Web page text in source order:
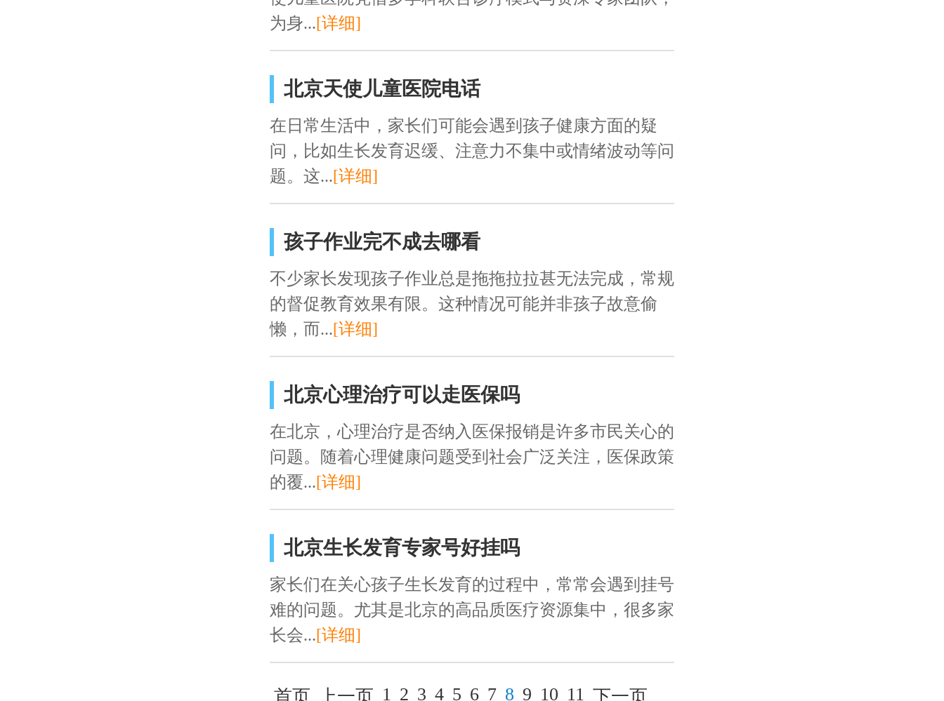
为身...[详细]
北京天使儿童医院电话
在日常生活中，家长们可能会遇到孩子健康方面的疑
问，比如生长发育迟缓、注意力不集中或情绪波动等问
题。这...[详细]
孩子作业完不成去哪看
不少家长发现孩子作业总是拖拖拉拉甚无法完成，常规
的督促教育效果有限。这种情况可能并非孩子故意偷
懒，而...[详细]
北京心理治疗可以走医保吗
在北京，心理治疗是否纳入医保报销是许多市民关心的
问题。随着心理健康问题受到社会广泛关注，医保政策
的覆...[详细]
北京生长发育专家号好挂吗
家长们在关心孩子生长发育的过程中，常常会遇到挂号
难的问题。尤其是北京的高品质医疗资源集中，很多家
长会...[详细]
首页 上一页 1 2 3 4 5 6 7 8 9 10 11 下一页